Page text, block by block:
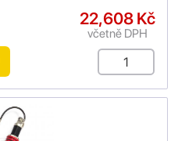
22,608 Kč
včetně DPH